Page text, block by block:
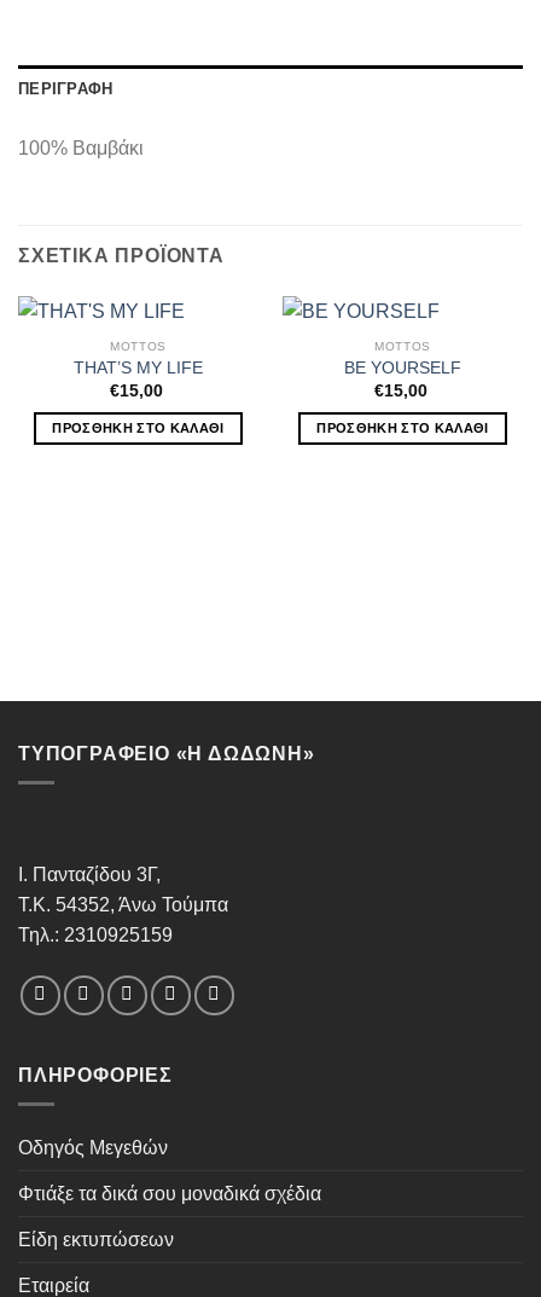
ΠΕΡΙΓΡΑΦΉ
100% Βαμβάκι
ΣΧΕΤΙΚΆ ΠΡΟΪΌΝΤΑ
MOTTOS
THAT’S MY LIFE
€15,00
ΠΡΟΣΘΉΚΗ ΣΤΟ ΚΑΛΆΘΙ
MOTTOS
BE YOURSELF
€15,00
ΠΡΟΣΘΉΚΗ ΣΤΟ ΚΑΛΆΘΙ
ΤΥΠΟΓΡΑΦΕΙΟ «Η ΔΩΔΩΝΗ»
Ι. Πανταζίδου 3Γ,
Τ.Κ. 54352, Άνω Τούμπα
Τηλ.: 2310925159
ΠΛΗΡΟΦΟΡΊΕΣ
Οδηγός Μεγεθών
Φτιάξε τα δικά σου μοναδικά σχέδια
Είδη εκτυπώσεων
Εταιρεία